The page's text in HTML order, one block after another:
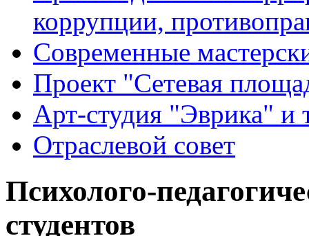
коррупции,
Современные
Проект "Сетевая
Арт-студия "Эврика" и
Отраслевой совет
Психолого-
студентов